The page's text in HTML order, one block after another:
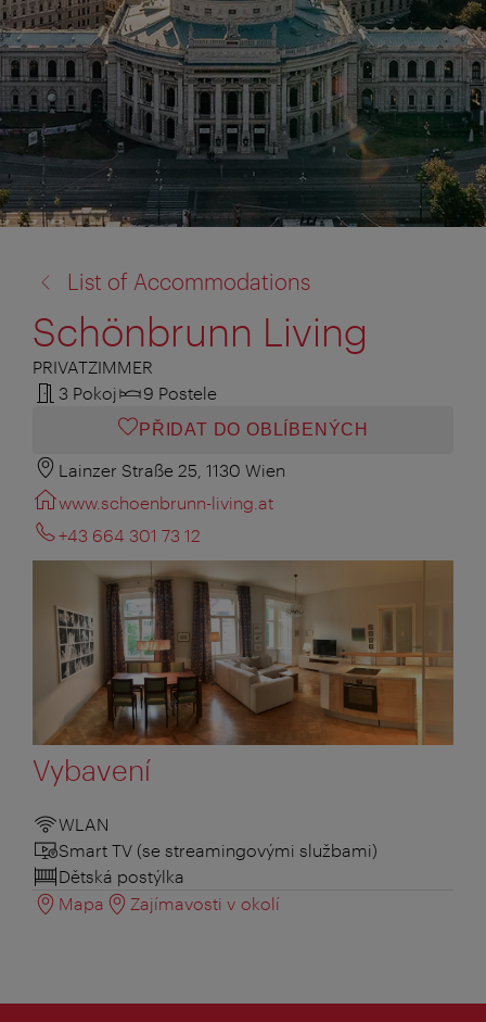
na:
List of Accommodations
Schönbrunn Living
PRIVATZIMMER
3 Pokoj
9 Postele
PŘIDAT DO OBLÍBENÝCH
Lainzer Straße 25, 1130 Wien
www.schoenbrunn-living.at
+43 664 301 73 12
Vybavení
WLAN
Smart TV (se streamingovými službami)
Dětská postýlka
Mapa
Zajímavosti v okolí